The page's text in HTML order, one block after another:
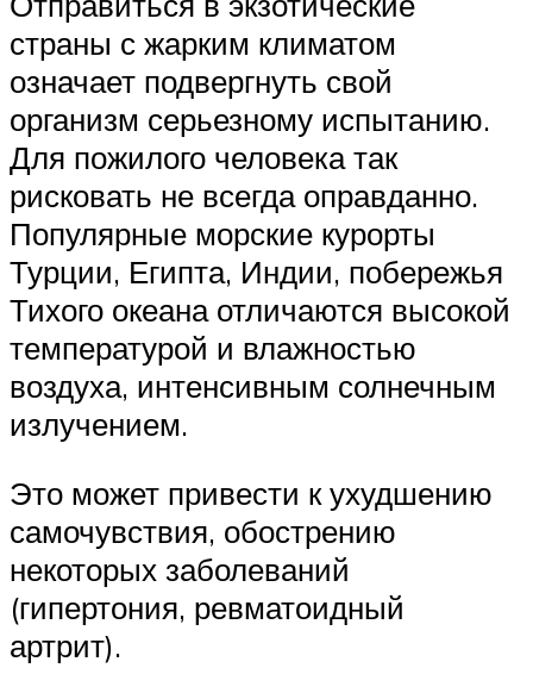
страны с жарким климатом
означает подвергнуть свой
организм серьезному испытанию.
Для пожилого человека так
рисковать не всегда оправданно.
Популярные морские курорты
Турции, Египта, Индии, побережья
Тихого океана отличаются высокой
температурой и влажностью
воздуха, интенсивным солнечным
излучением.
Это может привести к ухудшению
самочувствия, обострению
некоторых заболеваний
(гипертония, ревматоидный
артрит).